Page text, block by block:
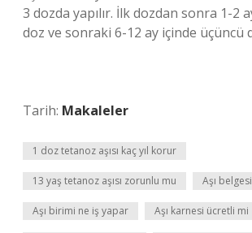
3 dozda yapılır. İlk dozdan sonra 1-2
doz ve sonraki 6-12 ay içinde üçüncü
Tarih: Makaleler
1 doz tetanoz aşısı kaç yıl korur
13 yaş tetanoz aşısı zorunlu mu Aşı
Aşı birimi ne iş yapar Aşı karnesi ücretli mi